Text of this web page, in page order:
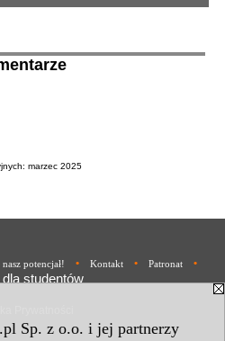
Sp. z o.o. i jej partnerzy
marzec 2025
potencjał! • Kontakt • Patronat •
studentów